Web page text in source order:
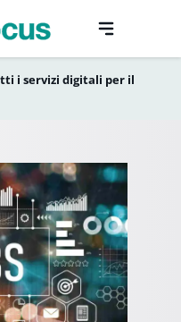
i servizi digitali per il